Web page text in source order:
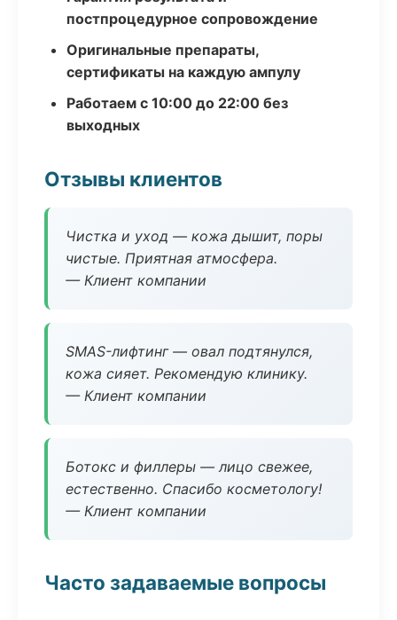
постпроцедурное сопровождение
Оригинальные препараты,
сертификаты на каждую ампулу
Работаем с 10:00 до 22:00 без
выходных
Отзывы клиентов
Чистка и уход — кожа дышит, поры
чистые. Приятная атмосфера.
— Клиент компании
SMAS-лифтинг — овал подтянулся,
кожа сияет. Рекомендую клинику.
— Клиент компании
Ботокс и филлеры — лицо свежее,
естественно. Спасибо косметологу!
— Клиент компании
Часто задаваемые вопросы